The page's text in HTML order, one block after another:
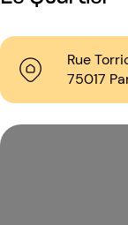
Rue
75017